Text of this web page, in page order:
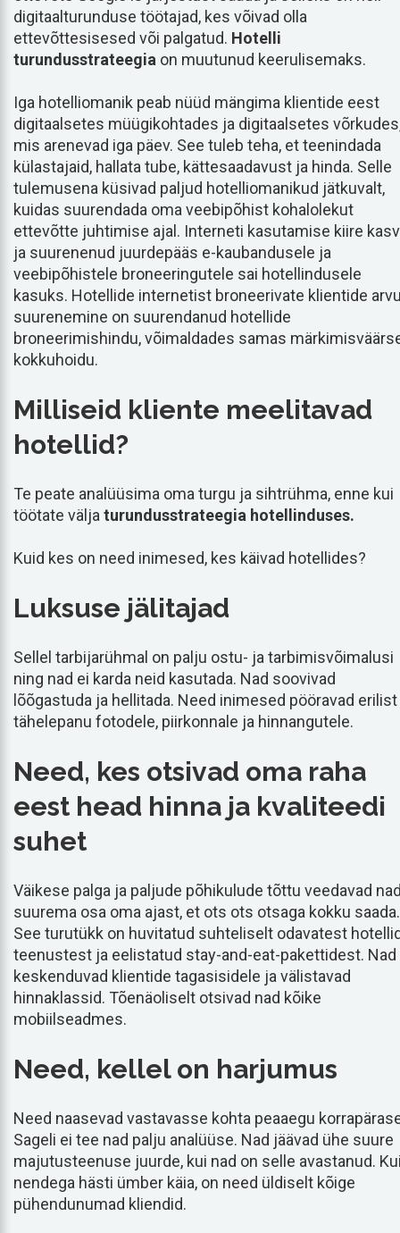
digitaalturunduse töötajad, kes võivad olla
ettevõttesisesed või palgatud. Hotelli
turundusstrateegia on muutunud keerulisemaks.
Iga hotelliomanik peab nüüd mängima klientide eest
digitaalsetes müügikohtades ja digitaalsetes
mis arenevad iga päev. See tuleb teha, et teenindada
külastajaid, hallata tube, kättesaadavust ja hinda. Selle
tulemusena küsivad paljud hotelliomanikud jätkuvalt,
kuidas suurendada oma veebipõhist kohalolekut
ettevõtte juhtimise ajal. Interneti kasutamise kiire kasv
ja suurenenud juurdepääs e-kaubandusele ja
veebipõhistele broneeringutele sai hotellindusele
kasuks. Hotellide internetist broneerivate klientide
suurenemine on suurendanud hotellide
broneerimishindu, võimaldades samas
kokkuhoidu.
Milliseid kliente meelitavad
hotellid?
Te peate analüüsima oma turgu ja sihtrühma, enne kui
töötate välja turundusstrateegia hotellinduses.
Kuid kes on need inimesed, kes käivad hotellides?
Luksuse jälitajad
Sellel tarbijarühmal on palju ostu- ja tarbimisvõimalusi
ning nad ei karda neid kasutada. Nad soovivad
lõõgastuda ja hellitada. Need inimesed pööravad erilist
tähelepanu fotodele, piirkonnale ja hinnangutele.
Need, kes otsivad oma raha
eest head hinna ja kvaliteedi
suhet
Väikese palga ja paljude põhikulude tõttu veedavad
suurema osa oma ajast, et ots ots otsaga kokku saada.
See turutükk on huvitatud suhteliselt odavatest
teenustest ja eelistatud stay-and-eat-pakettidest. Nad
keskenduvad klientide tagasisidele ja välistavad
hinnaklassid. Tõenäoliselt otsivad nad kõike
mobiilseadmes.
Need, kellel on harjumus
Need naasevad vastavasse kohta peaaegu
Sageli ei tee nad palju analüüse. Nad jäävad ühe suure
majutusteenuse juurde, kui nad on selle avastanud.
nendega hästi ümber käia, on need üldiselt kõige
pühendunumad kliendid.